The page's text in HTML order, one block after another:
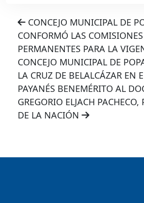
CONCEJO MUNICIPAL DE
CONFORMÓ LAS COMISIONES
PERMANENTES PARA LA
CONCEJO MUNICIPAL DE
LA CRUZ DE BELALCÁZAR EN
PAYANÉS BENEMÉRITO AL
GREGORIO ELJACH PACHECO,
DE LA NACIÓN